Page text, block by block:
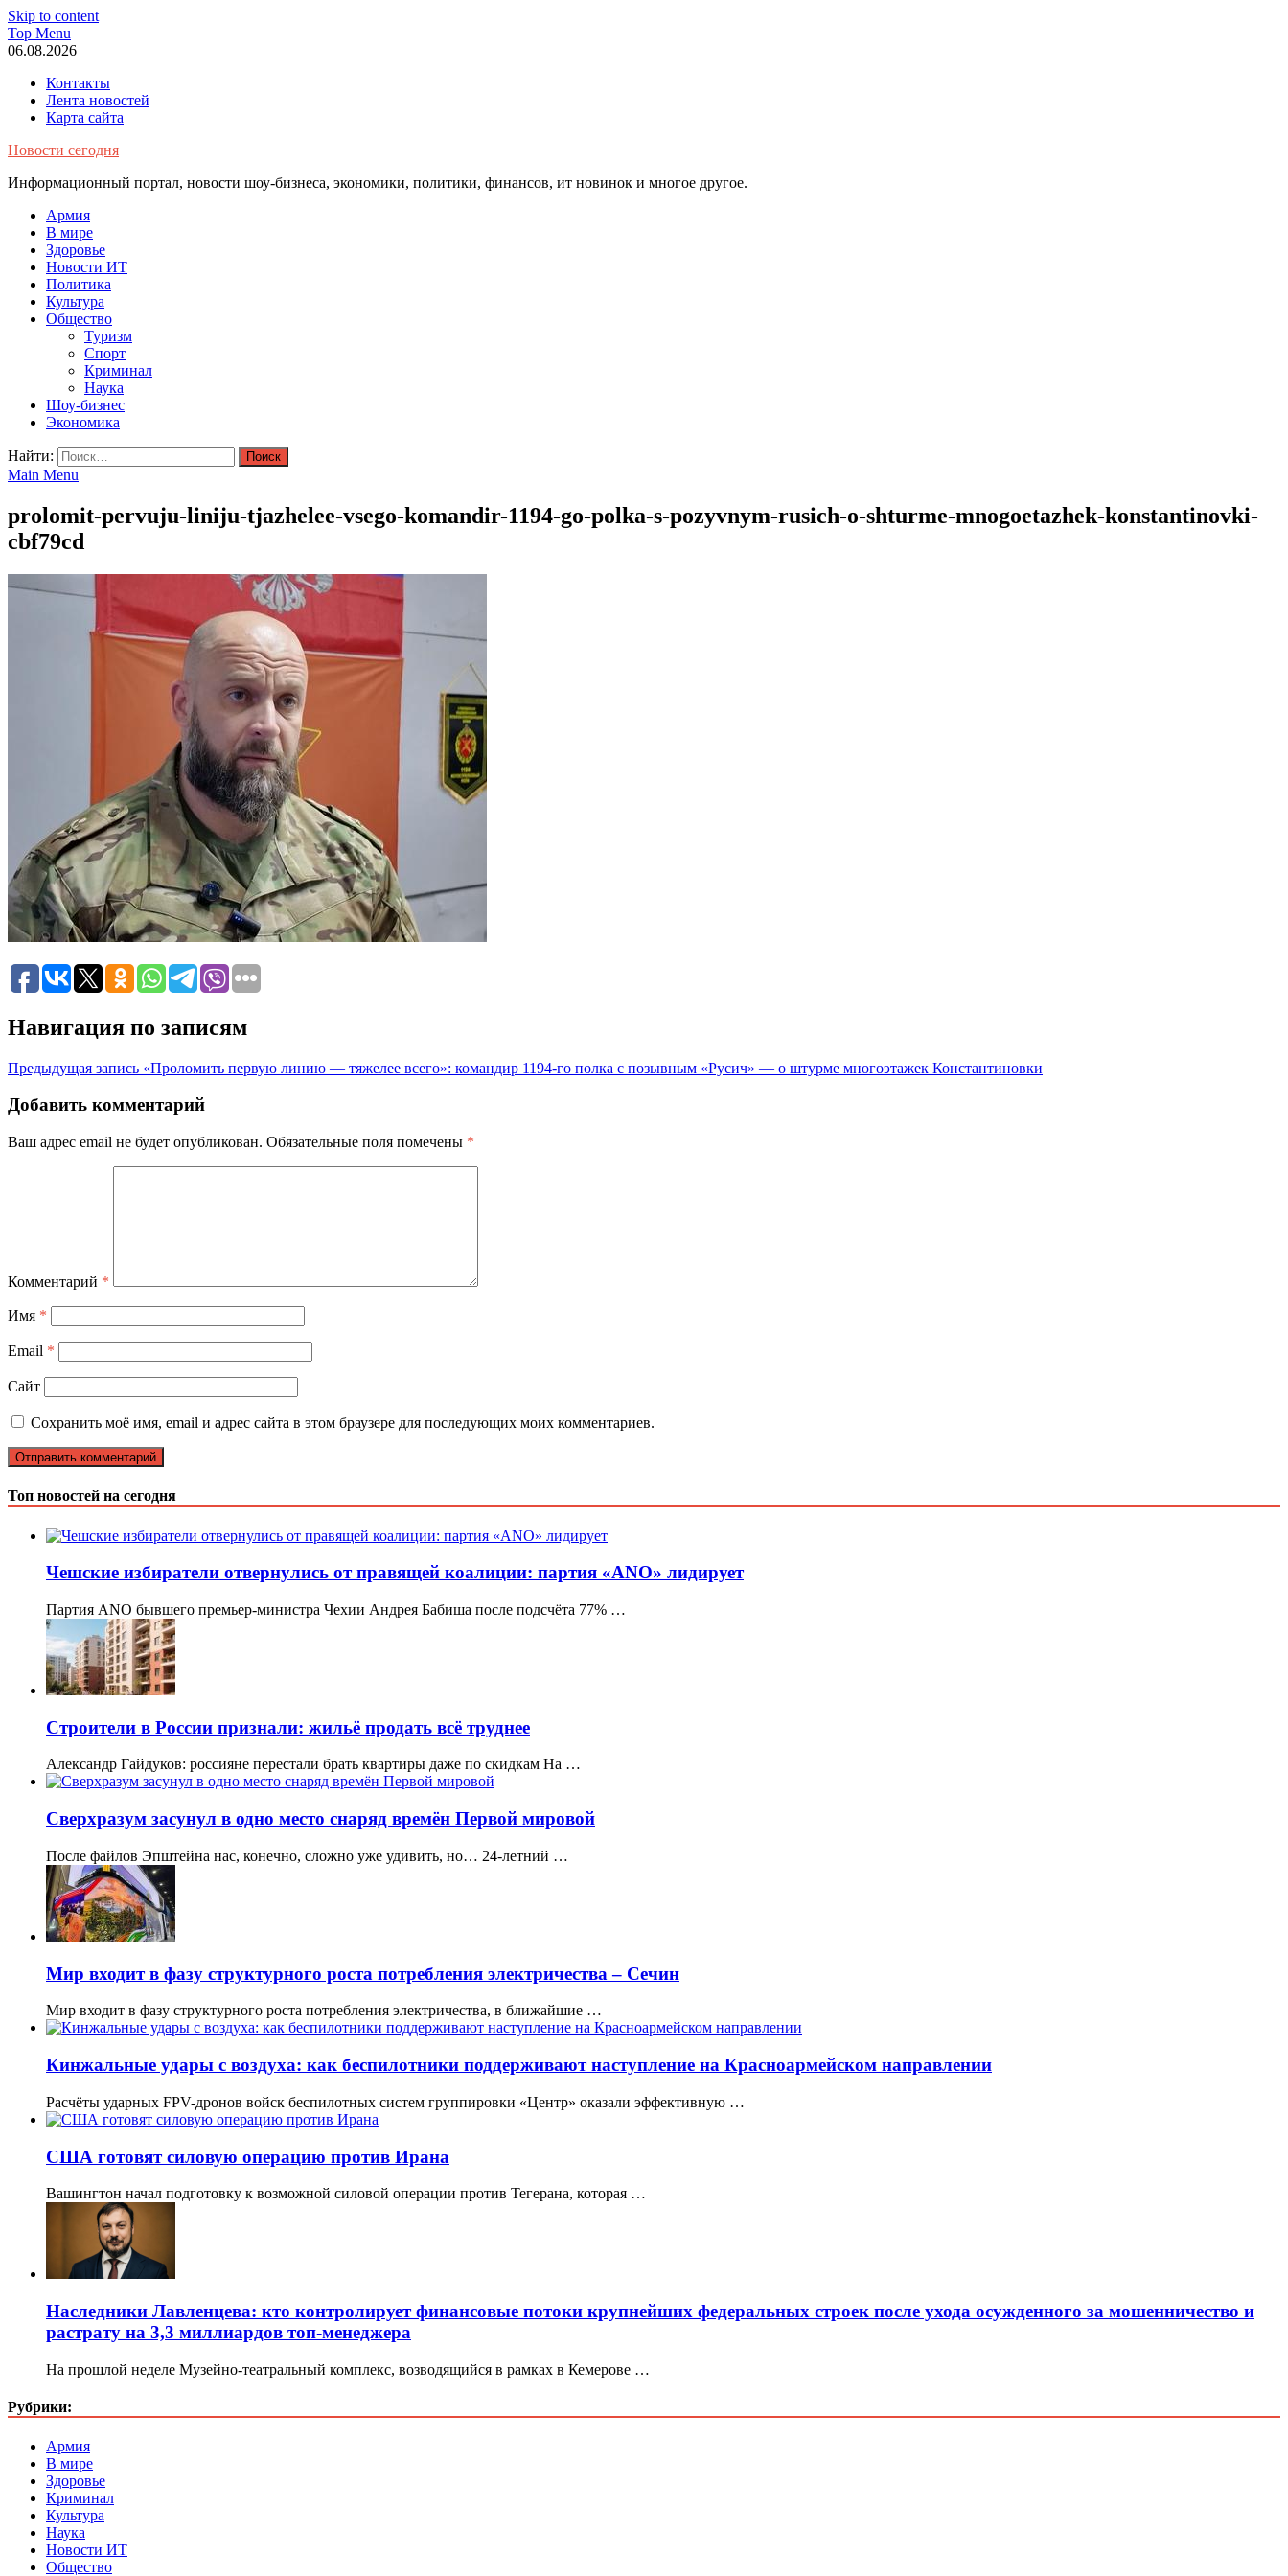
Skip to content
Top Menu
06.08.2026
Контакты
Лента новостей
Карта сайта
Новости сегодня
Информационный портал, новости шоу-бизнеса, экономики, политики, финансов, ит новинок и многое другое.
Армия
В мире
Здоровье
Новости ИТ
Политика
Культура
Общество
Туризм
Спорт
Криминал
Наука
Шоу-бизнес
Экономика
Найти:
Main Menu
prolomit-pervuju-liniju-tjazhelee-vsego-komandir-1194-go-polka-s-pozyvnym-rusich-o-shturme-mnogoetazhek-konstantinovki-
cbf79cd
Навигация по записям
Предыдущая запись «Проломить первую линию — тяжелее всего»: командир 1194-го полка с позывным «Русич» — о штурме многоэтажек Константиновки
Добавить комментарий
Ваш адрес email не будет опубликован. Обязательные поля помечены *
Комментарий *
Имя *
Email *
Сайт
Сохранить моё имя, email и адрес сайта в этом браузере для последующих моих комментариев.
Топ новостей на сегодня
Чешские избиратели отвернулись от правящей коалиции: партия «ANO» лидирует
Партия ANO бывшего премьер-министра Чехии Андрея Бабиша после подсчёта 77% …
Строители в России признали: жильё продать всё труднее
Александр Гайдуков: россияне перестали брать квартиры даже по скидкам На …
Сверхразум засунул в одно место снаряд времён Первой мировой
После файлов Эпштейна нас, конечно, сложно уже удивить, но… 24-летний …
Мир входит в фазу структурного роста потребления электричества – Сечин
Мир входит в фазу структурного роста потребления электричества, в ближайшие …
Кинжальные удары с воздуха: как беспилотники поддерживают наступление на Красноармейском направлении
Расчёты ударных FPV-дронов войск беспилотных систем группировки «Центр» оказали эффективную …
США готовят силовую операцию против Ирана
Вашингтон начал подготовку к возможной силовой операции против Тегерана, которая …
Наследники Лавленцева: кто контролирует финансовые потоки крупнейших федеральных строек после ухода осужденного за мошенничество и
растрату на 3,3 миллиардов топ-менеджера
На прошлой неделе Музейно-театральный комплекс, возводящийся в рамках в Кемерове …
Рубрики:
Армия
В мире
Здоровье
Криминал
Культура
Наука
Новости ИТ
Общество